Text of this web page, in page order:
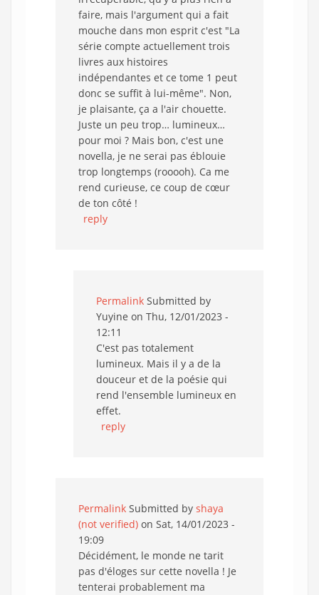
faire, mais l'argument qui a fait
mouche dans mon esprit c'est "La
série compte actuellement trois
livres aux histoires
indépendantes et ce tome 1 peut
donc se suffit à lui-même". Non,
je plaisante, ça a l'air chouette.
Juste un peu trop… lumineux…
pour moi ? Mais bon, c'est une
novella, je ne serai pas éblouie
trop longtemps (rooooh). Ca me
rend curieuse, ce coup de cœur
de ton côté !
reply
Permalink Submitted by
Yuyine on Thu, 12/01/2023 -
12:11
C'est pas totalement
lumineux. Mais il y a de la
douceur et de la poésie qui
rend l'ensemble lumineux en
effet.
reply
Permalink Submitted by shaya
(not verified) on Sat, 14/01/2023 -
19:09
Décidément, le monde ne tarit
pas d'éloges sur cette novella ! Je
tenterai probablement ma